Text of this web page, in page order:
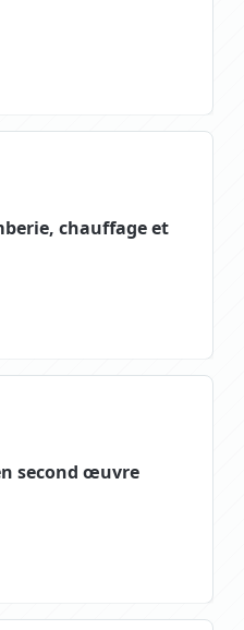
chauffage et
second œuvre